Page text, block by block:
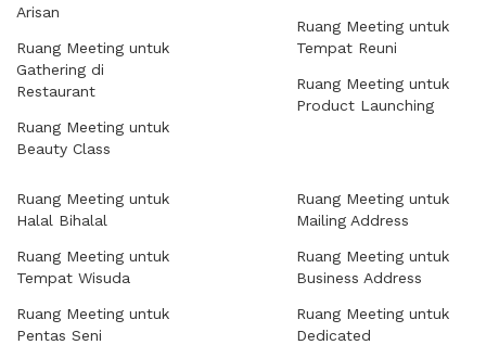
Arisan
Ruang Meeting untuk
Gathering di
Restaurant
Ruang Meeting untuk
Beauty Class
Ruang Meeting untuk
Tempat Reuni
Ruang Meeting untuk
Product Launching
Ruang Meeting untuk
Halal Bihalal
Ruang Meeting untuk
Tempat Wisuda
Ruang Meeting untuk
Pentas Seni
Ruang Meeting untuk
Mailing Address
Ruang Meeting untuk
Business Address
Ruang Meeting untuk
Dedicated